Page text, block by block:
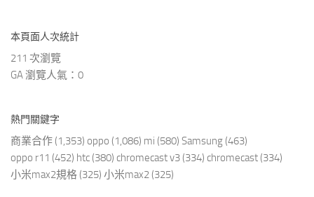
本頁面人次統計
211 次瀏覽
GA 瀏覽人氣：0
熱門關鍵字
商業合作 (1,353) oppo (1,086) mi (580) Samsung (463)
oppo r11 (452) htc (380) chromecast v3 (334) chromecast (334)
小米max2規格 (325) 小米max2 (325)